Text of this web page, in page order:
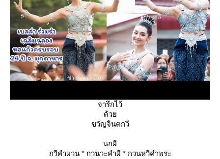
จารึกไว้
ด้ว
ขวัญจินตกวี
นกผี
กวีคำผวน * กวนวะคำผี * กวนหวีคำพระ